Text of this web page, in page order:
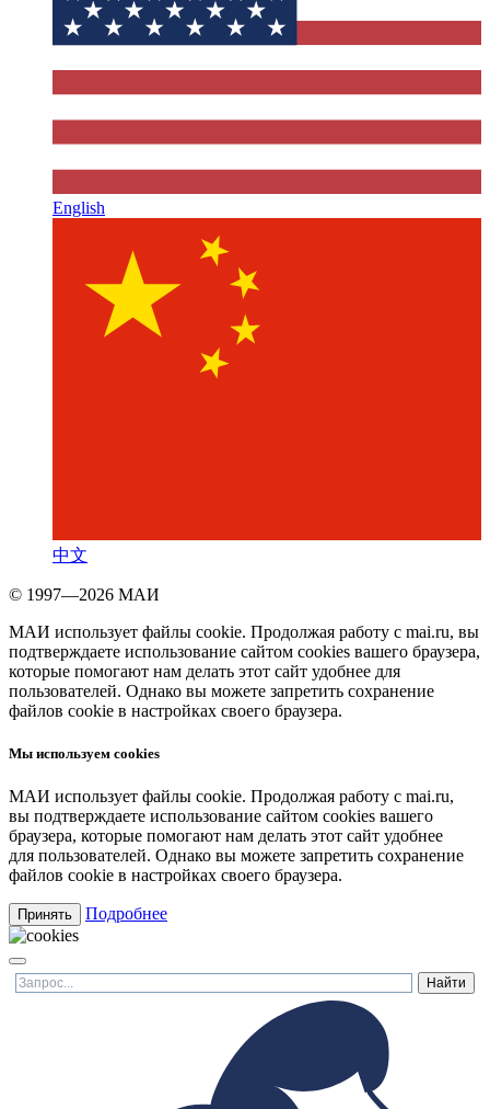
English
中文
© 1997—2026 МАИ
МАИ использует файлы cookie. Продолжая работу с mai.ru, вы
подтверждаете использование сайтом cookies вашего браузера,
которые помогают нам делать этот сайт удобнее для
пользователей. Однако вы можете запретить сохранение
файлов cookie в настройках своего браузера.
Мы используем cookies
МАИ использует файлы cookie. Продолжая работу с mai.ru,
вы подтверждаете использование сайтом cookies вашего
браузера, которые помогают нам делать этот сайт удобнее
для пользователей. Однако вы можете запретить сохранение
файлов cookie в настройках своего браузера.
Принять Подробнее